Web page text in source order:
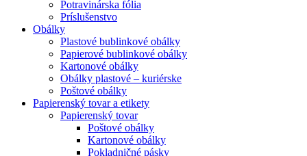
Potravinárska fólia
Príslušenstvo
Obálky
Plastové bublinkové obálky
Papierové bublinkové obálky
Kartonové obálky
Obálky plastové – kuriérske
Poštové obálky
Papierenský tovar a etikety
Papierenský tovar
Poštové obálky
Kartonové obálky
Pokladničné pásky